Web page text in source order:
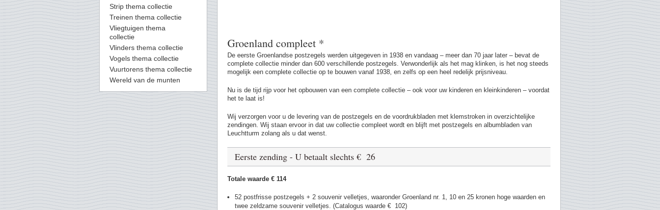
Strip thema collectie
Treinen thema collectie
Vliegtuigen thema
collectie
Vlinders thema collectie
Vogels thema collectie
Vuurtorens thema collectie
Wereld van de munten
Groenland compleet *
De eerste Groenlandse postzegels werden uitgegeven in 1938 en vandaag – meer dan 70 jaar later – bevat de
complete collectie minder dan 600 verschillende postzegels. Verwonderlijk als het mag klinken, is het nog steeds
mogelijk een complete collectie op te bouwen vanaf 1938, en zelfs op een heel redelijk prijsniveau.
Nu is de tijd rijp voor het opbouwen van een complete collectie – ook voor uw kinderen en kleinkinderen – voordat
het te laat is!
Wij verzorgen voor u de levering van de postzegels en de voordrukbladen met klemstroken in overzichtelijke
zendingen. Wij staan ervoor in dat uw collectie compleet wordt en blijft met postzegels en albumbladen van
Leuchtturm zolang als u dat wenst.
Eerste zending - U betaalt slechts € 26
Totale waarde € 114
52 postfrisse postzegels + 2 souvenir velletjes, waaronder Groenland nr. 1, 10 en 25 kronen hoge waarden en
twee zeldzame souvenir velletjes. (Catalogus waarde € 102)